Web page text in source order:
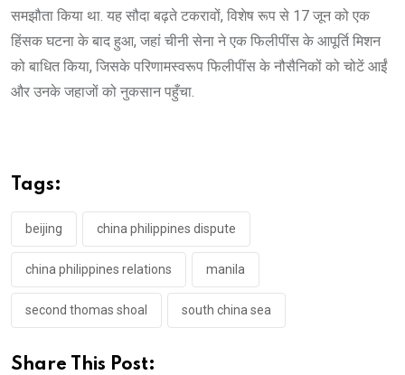
समझौता किया था. यह सौदा बढ़ते टकरावों, विशेष रूप से 17 जून को एक
हिंसक घटना के बाद हुआ, जहां चीनी सेना ने एक फिलीपींस के आपूर्ति मिशन
को बाधित किया, जिसके परिणामस्वरूप फिलीपींस के नौसैनिकों को चोटें आईं
और उनके जहाजों को नुकसान पहुँचा.
Tags:
beijing china philippines dispute
china philippines relations manila
second thomas shoal south china sea
Share This Post: